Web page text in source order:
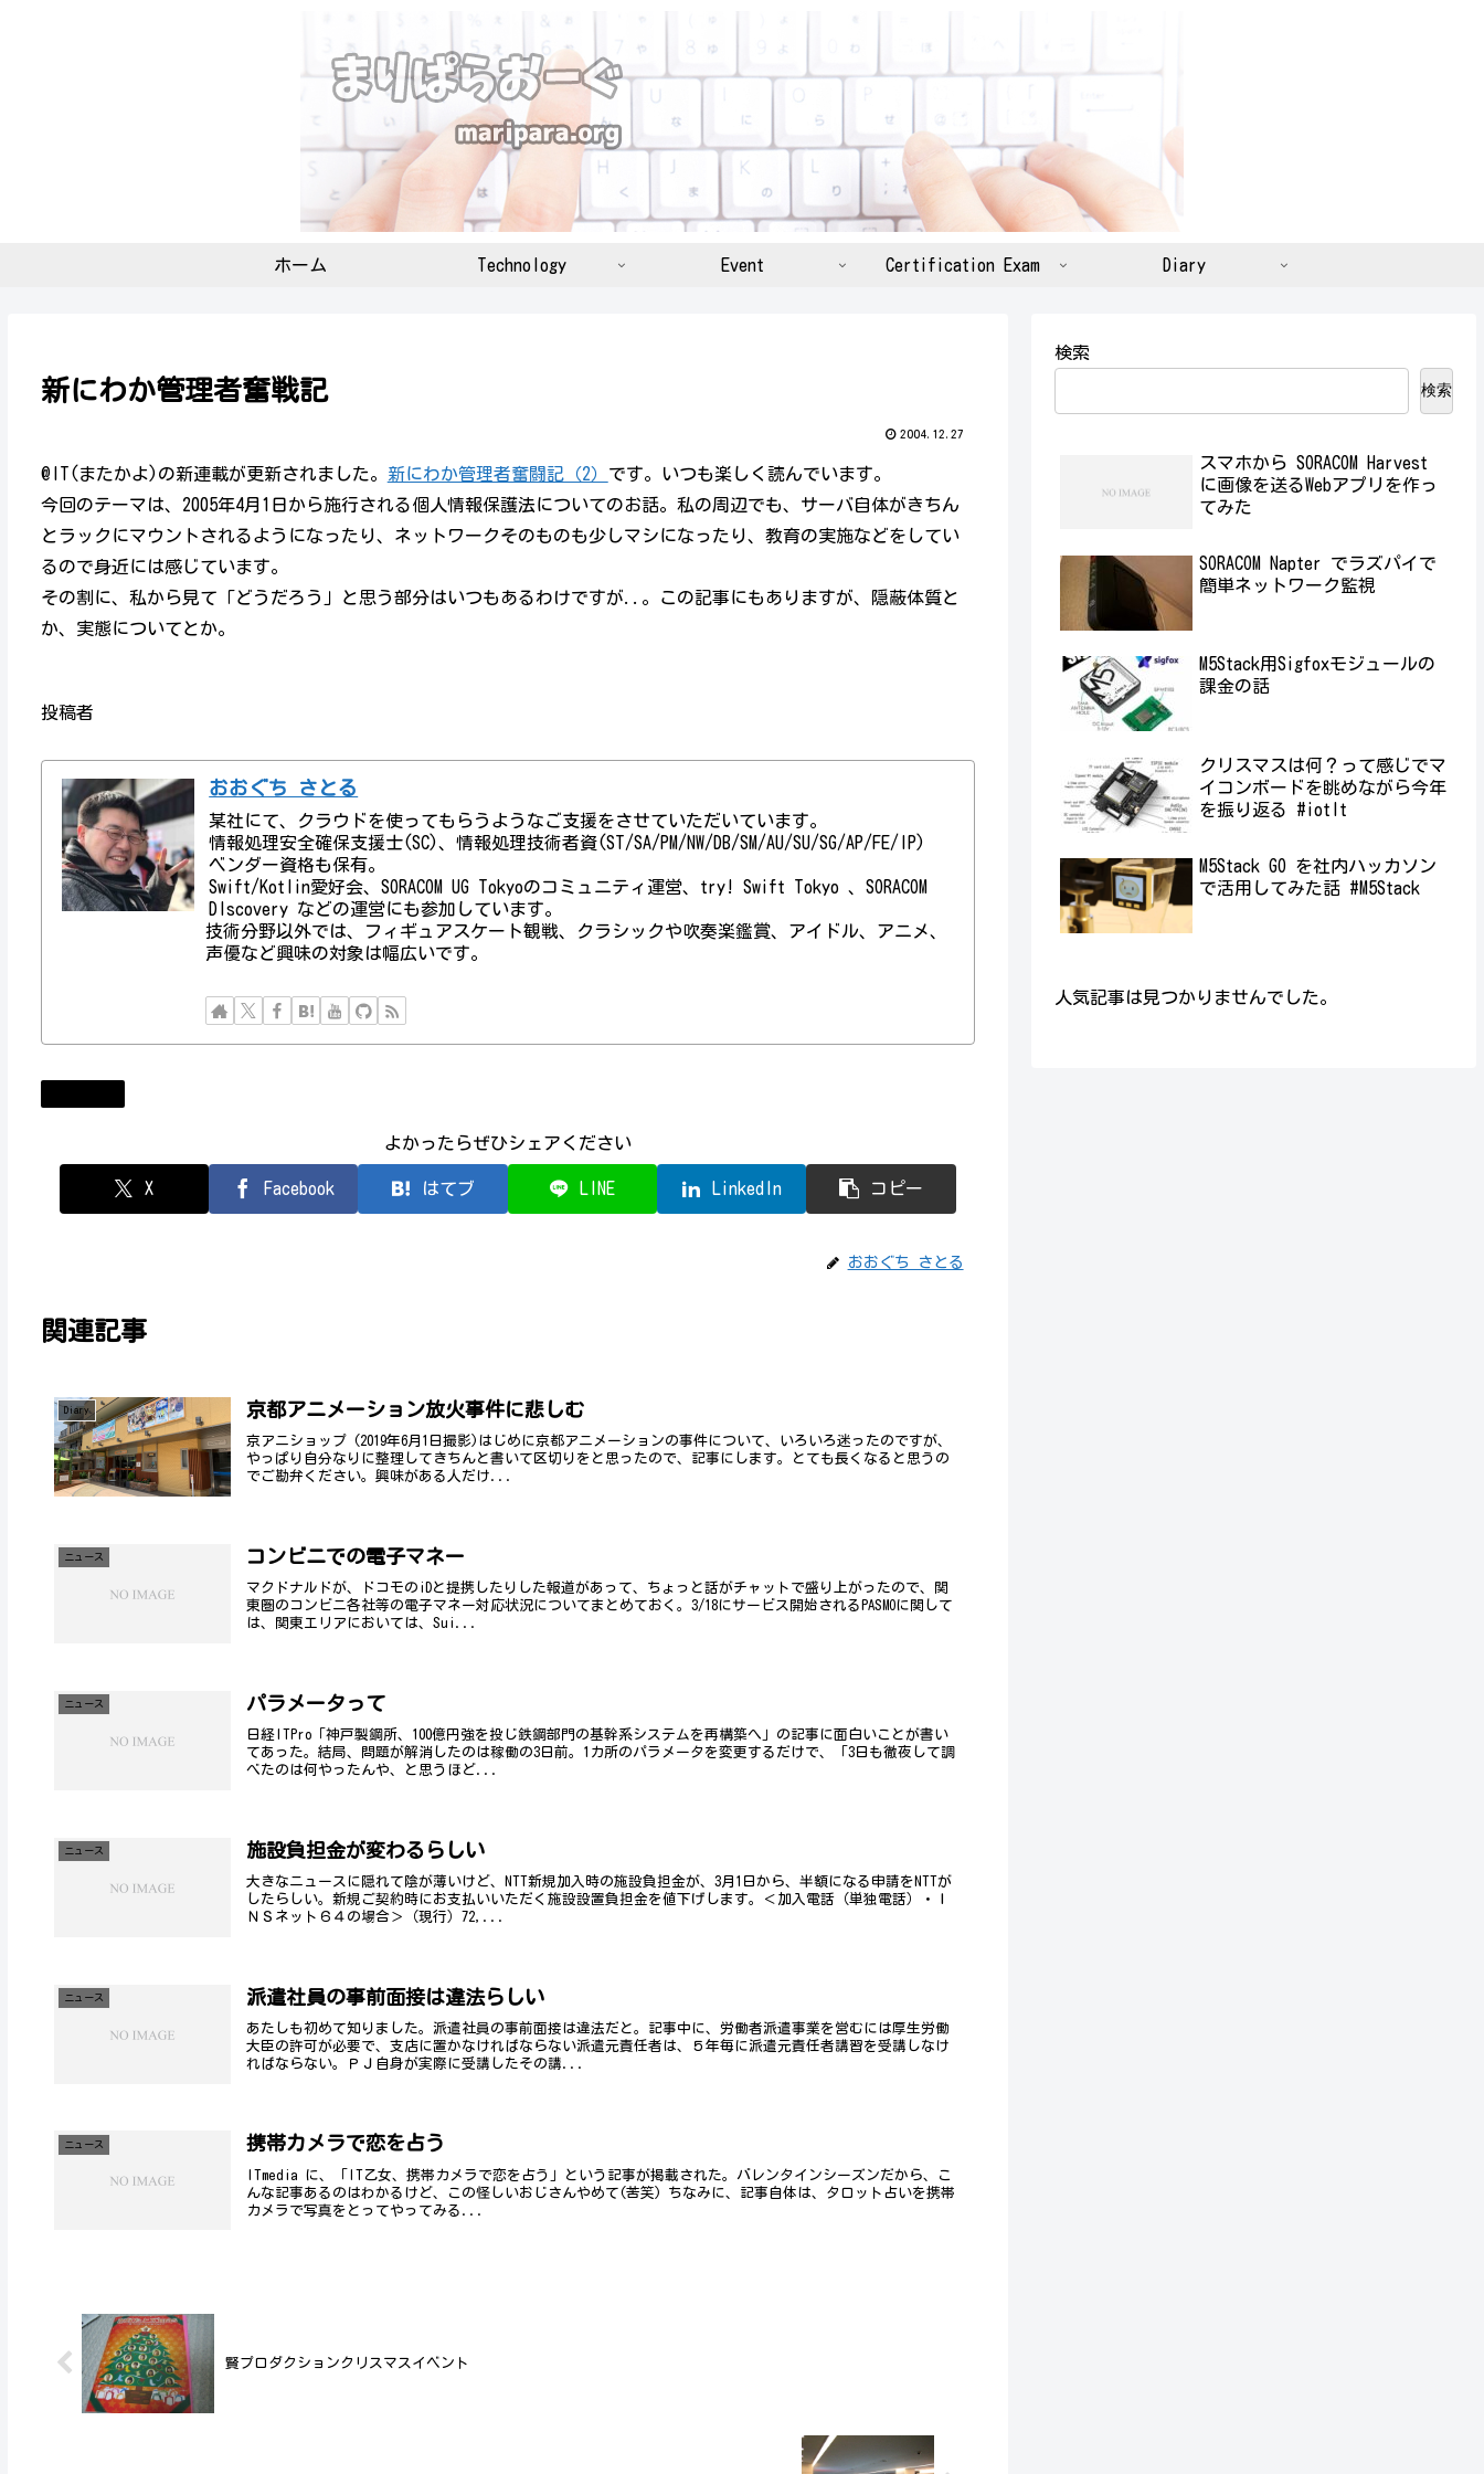
ホーム Technology Event Certification Exam Diary
新にわか管理者奮戦記
2004.12.27
@IT(またかよ)の新連載が更新されました。 新にわか管理者奮闘記（2） です。いつも楽しく読んでいます。
今回のテーマは、2005年4月1日から施行される個人情報保護法についてのお話。私の周辺でも、サーバ自体がきちん
とラックにマウントされるようになったり、ネットワークそのものも少しマシになったり、教育の実施などをしてい
るので身近には感じています。
その割に、私から見て「どうだろう」と思う部分はいつもあるわけですが..。この記事にもありますが、隠蔽体質と
か、実態についてとか。
投稿者
おおぐち さとる
某社にて、クラウドを使ってもらうようなご支援をさせていただいています。
情報処理安全確保支援士(SC)、情報処理技術者資(ST/SA/PM/NW/DB/SM/AU/SU/SG/AP/FE/IP)
ベンダー資格も保有。
Swift/Kotlin愛好会、SORACOM UG Tokyoのコミュニティ運営、try! Swift Tokyo 、SORACOM
DIscovery などの運営にも参加しています。
技術分野以外では、フィギュアスケート観戦、クラシックや吹奏楽鑑賞、アイドル、アニメ、
声優など興味の対象は幅広いです。
よかったらぜひシェアください
X Facebook はてブ LINE LinkedIn コピー
おおぐち さとる
関連記事
Diary 京都アニメーション放火事件に悲しむ
京アニショップ (2019年6月1日撮影)はじめに京都アニメーションの事件について、いろいろ迷ったのですが、
やっぱり自分なりに整理してきちんと書いて区切りをと思ったので、記事にします。とても長くなると思うの
でご勘弁ください。興味がある人だけ...
ニュース コンビニでの電子マネー
マクドナルドが、ドコモのiDと提携したりした報道があって、ちょっと話がチャットで盛り上がったので、関
東圏のコンビニ各社等の電子マネー対応状況についてまとめておく。3/18にサービス開始されるPASMOに関して
は、関東エリアにおいては、Sui...
ニュース パラメータって
日経ITPro「神戸製鋼所、100億円強を投じ鉄鋼部門の基幹系システムを再構築へ」の記事に面白いことが書い
てあった。結局、問題が解消したのは稼働の3日前。1カ所のパラメータを変更するだけで、「3日も徹夜して調
べたのは何やったんや、と思うほど...
ニュース 施設負担金が変わるらしい
大きなニュースに隠れて陰が薄いけど、NTT新規加入時の施設負担金が、3月1日から、半額になる申請をNTTが
したらしい。新規ご契約時にお支払いいただく施設設置負担金を値下げします。＜加入電話（単独電話）・Ｉ
ＮＳネット６４の場合＞（現行）72,...
ニュース 派遣社員の事前面接は違法らしい
あたしも初めて知りました。派遣社員の事前面接は違法だと。記事中に、労働者派遣事業を営むには厚生労働
大臣の許可が必要で、支店に置かなければならない派遣元責任者は、５年毎に派遣元責任者講習を受講しなけ
ればならない。ＰＪ自身が実際に受講したその講...
ニュース 携帯カメラで恋を占う
ITmedia に、「IT乙女、携帯カメラで恋を占う」という記事が掲載された。バレンタインシーズンだから、こ
んな記事あるのはわかるけど、この怪しいおじさんやめて(苦笑) ちなみに、記事自体は、タロット占いを携帯
カメラで写真をとってやってみる...
賢プロダクションクリスマスイベント
検索
検索
スマホから SORACOM Harvest
に画像を送るWebアプリを作っ
てみた
SORACOM Napter でラズパイで
簡単ネットワーク監視
M5Stack用Sigfoxモジュールの
課金の話
クリスマスは何？って感じでマ
イコンボードを眺めながら今年
を振り返る #iotlt
M5Stack GO を社内ハッカソン
で活用してみた話 #M5Stack
人気記事は見つかりませんでした。